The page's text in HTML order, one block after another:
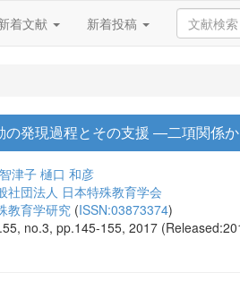
着文献 新着投稿
の発現過程とその支援 ―二項関係
津子樋口 和彦
社団法人 日本特殊教育学会
教育学研究 (ISSN:03873374)
no.3, pp.145-155, 2017